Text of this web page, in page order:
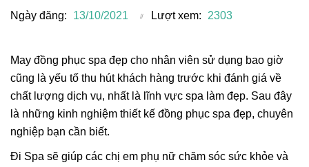
Ngày đăng: 13/10/2021 Lượt xem: 2303
May đồng phục spa đẹp cho nhân viên sử dụng bao giờ
cũng là yếu tố thu hút khách hàng trước khi đánh giá về
chất lượng dịch vụ, nhất là lĩnh vực spa làm đẹp. Sau đây
là những kinh nghiệm thiết kế đồng phục spa đẹp, chuyên
nghiệp bạn cần biết.
Đi Spa sẽ giúp các chị em phụ nữ chăm sóc sức khỏe và